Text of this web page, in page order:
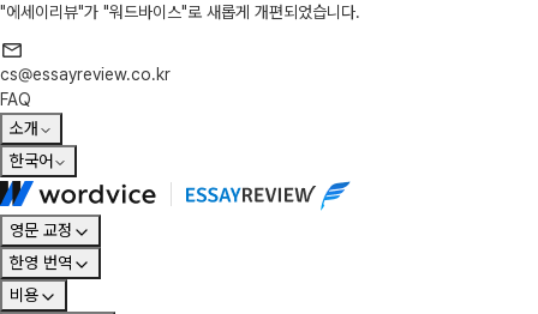
"에세이리뷰"가 "워드바이스"로 새롭게 개편되었습니다.
cs@essayreview.co.kr
FAQ
소개
한국어
영문 교정
한영 번역
비용